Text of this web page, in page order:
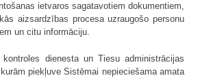
ietvaros sagatavotiem dokumentiem,
aizsardzības procesa uzraugošo personu
un citu informāciju.
dienesta un Tiesu administrācijas
piekļuve Sistēmai nepieciešama amata